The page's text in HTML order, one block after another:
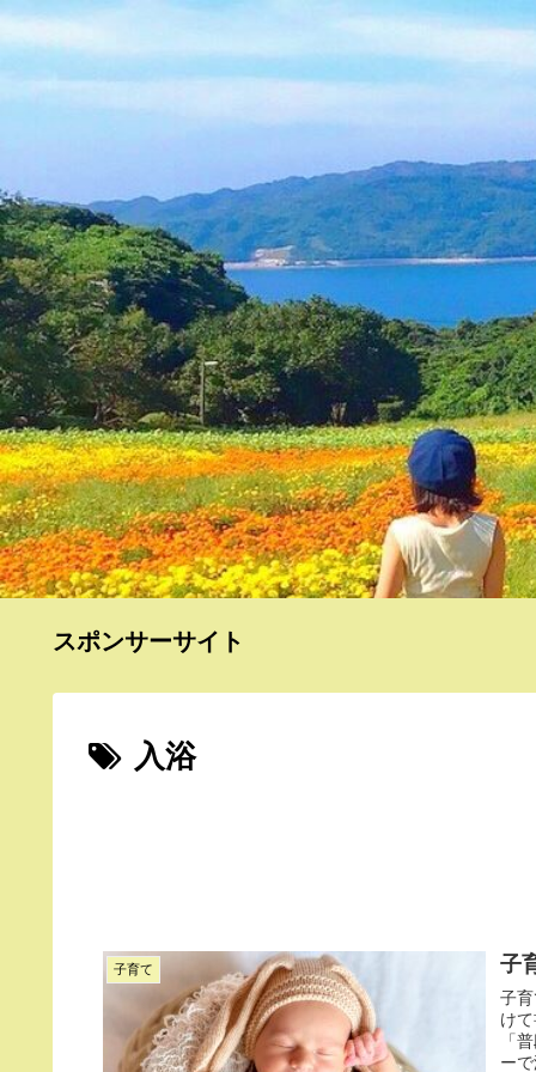
スポンサーサイト
入浴
子育て 子
子
け
「
ー